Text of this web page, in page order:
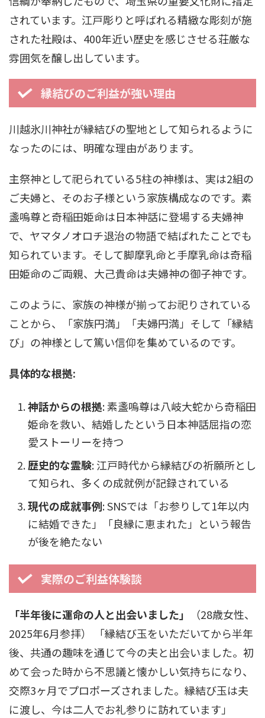
されています。江戸彫りと呼ばれる精緻な彫刻が施
された社殿は、400年近い歴史を感じさせる荘厳な
雰囲気を醸し出しています。
縁結びのご利益が強い理由
川越氷川神社が縁結びの聖地として知られるように
なったのには、明確な理由があります。
主祭神として祀られている5柱の神様は、実は2組の
ご夫婦と、そのお子様という家族構成なのです。素
盞嗚尊と奇稲田姫命は日本神話に登場する夫婦神
で、ヤマタノオロチ退治の物語で結ばれたことでも
知られています。そして脚摩乳命と手摩乳命は奇稲
田姫命のご両親、大己貴命は夫婦神の御子神です。
このように、家族の神様が揃ってお祀りされている
ことから、「家族円満」「夫婦円満」そして「縁結
び」の神様として篤い信仰を集めているのです。
具体的な根拠:
神話からの根拠: 素盞嗚尊は八岐大蛇から奇稲田
姫命を救い、結婚したという日本神話屈指の恋
愛ストーリーを持つ
歴史的な霊験: 江戸時代から縁結びの祈願所とし
て知られ、多くの成就例が記録されている
現代の成就事例: SNSでは「お参りして1年以内
に結婚できた」「良縁に恵まれた」という報告
が後を絶たない
実際のご利益体験談
「半年後に運命の人と出会いました」
（28歳女性、
2025年6月参拝） 「縁結び玉をいただいてから半年
後、共通の趣味を通じて今の夫と出会いました。初
めて会った時から不思議と懐かしい気持ちになり、
交際3ヶ月でプロポーズされました。縁結び玉は夫
に渡し、今は二人でお礼参りに訪れています」